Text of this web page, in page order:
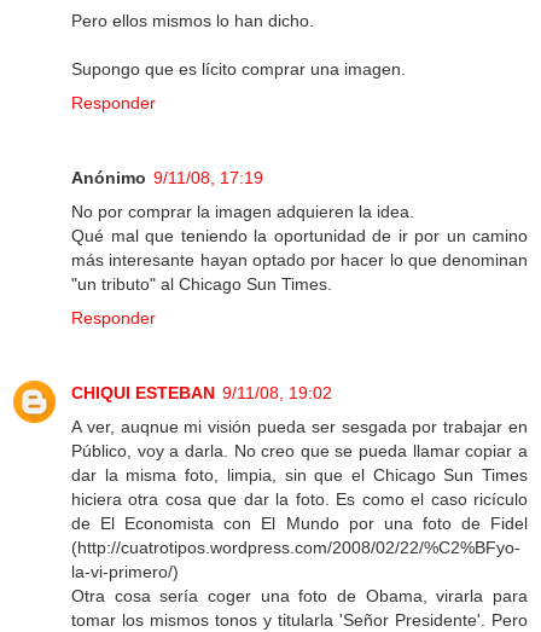
Pero ellos mismos lo han dicho.
Supongo que es lícito comprar una imagen.
Responder
Anónimo 9/11/08, 17:19
No por comprar la imagen adquieren la idea.
Qué mal que teniendo la oportunidad de ir por un camino
más interesante hayan optado por hacer lo que denominan
"un tributo" al Chicago Sun Times.
Responder
CHIQUI ESTEBAN 9/11/08, 19:02
A ver, auqnue mi visión pueda ser sesgada por trabajar en
Público, voy a darla. No creo que se pueda llamar copiar a
dar la misma foto, limpia, sin que el Chicago Sun Times
hiciera otra cosa que dar la foto. Es como el caso ricículo
de El Economista con El Mundo por una foto de Fidel
(http://cuatrotipos.wordpress.com/2008/02/22/%C2%BFyo-
la-vi-primero/)
Otra cosa sería coger una foto de Obama, virarla para
tomar los mismos tonos y titularla 'Señor Presidente'. Pero